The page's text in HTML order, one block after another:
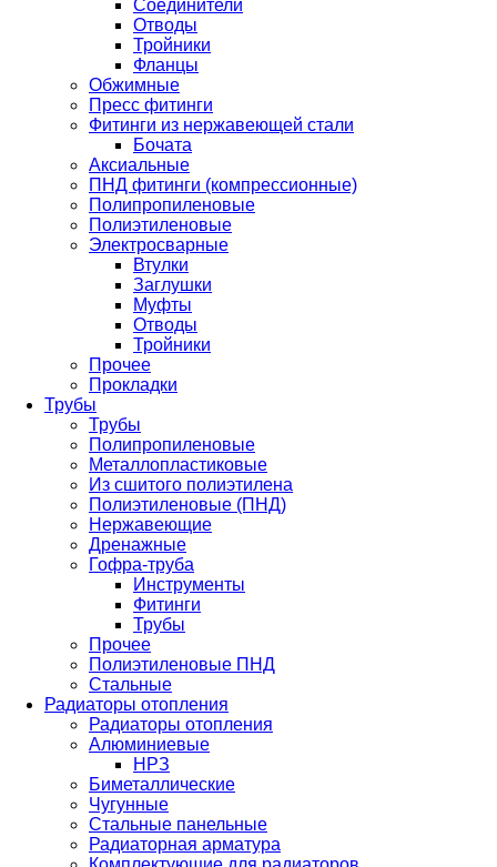
Соединители
Отводы
Тройники
Фланцы
Обжимные
Пресс фитинги
Фитинги из нержавеющей стали
Бочата
Аксиальные
ПНД фитинги (компрессионные)
Полипропиленовые
Полиэтиленовые
Электросварные
Втулки
Заглушки
Муфты
Отводы
Тройники
Прочее
Прокладки
Трубы
Трубы
Полипропиленовые
Металлопластиковые
Из сшитого полиэтилена
Полиэтиленовые (ПНД)
Нержавеющие
Дренажные
Гофра-труба
Инструменты
Фитинги
Трубы
Прочее
Полиэтиленовые ПНД
Стальные
Радиаторы отопления
Радиаторы отопления
Алюминиевые
НРЗ
Биметаллические
Чугунные
Стальные панельные
Радиаторная арматура